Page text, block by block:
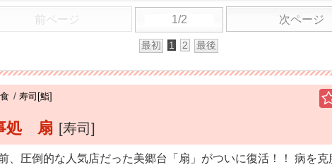
前ページ 1/2 次ページ
最初 1 2 最後
/ 寿司[鮨]
処 扇 [寿司]
、圧倒的な人気店だった美郷台「扇」がついに復活！！ 病を克